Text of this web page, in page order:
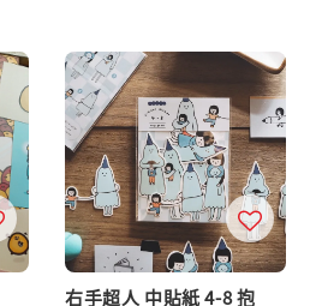
右手超人 中貼紙 4-8 抱